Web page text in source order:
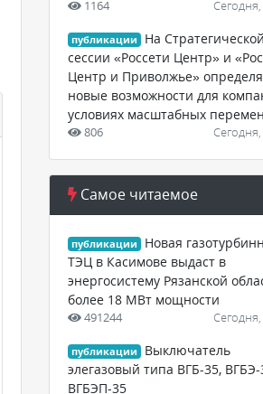
1164
публикации
На Стратегической
сессии «Россети Центр» и
Центр и Приволжье»
новые возможности для
условиях масштабных перемен
806
Самое читаемое
публикации
Новая
ТЭЦ в Касимове выдаст в
энергосистему Рязанской
более 18 МВт мощности
491244
публикации
Выключатель
элегазовый типа ВГБ-35, ВГБЭ-
ВГБЭП-35